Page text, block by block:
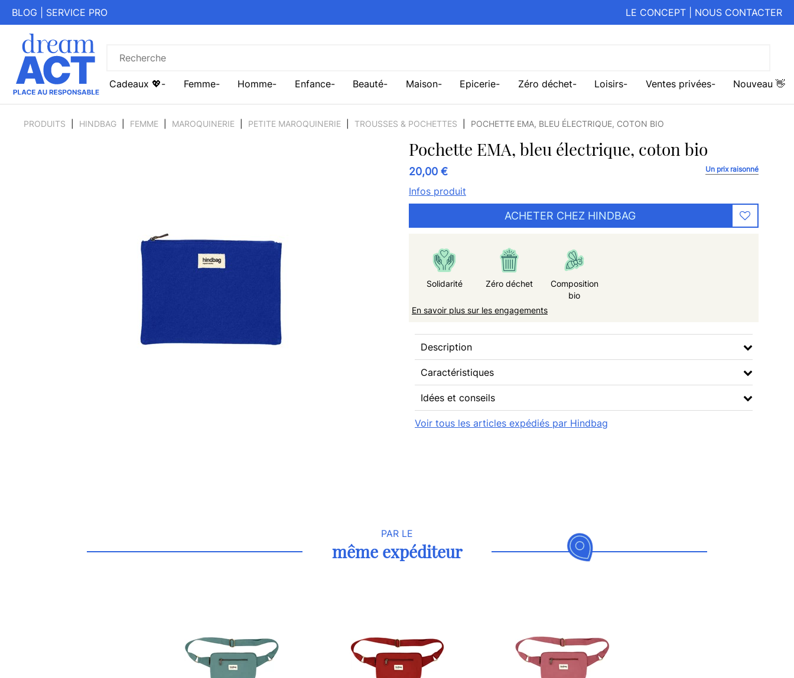
BLOG SERVICE PRO LE CONCEPT NOUS CONTACTER
Cadeaux 💖 Femme Homme Enfance Beauté Maison Epicerie Zéro déchet Loisirs Ventes privées Nouveau 👋
PRODUITS HINDBAG FEMME MAROQUINERIE PETITE MAROQUINERIE TROUSSES & POCHETTES POCHETTE EMA, BLEU ÉLECTRIQUE, COTON BIO
Pochette EMA, bleu électrique, coton bio
20,00 € Un prix raisonné
Infos produit
ACHETER CHEZ HINDBAG
Solidarité Zéro déchet
Composition
bio
En savoir plus sur les engagements
Description
Caractéristiques
Idées et conseils
Voir tous les articles expédiés par Hindbag
PAR LE
même expéditeur